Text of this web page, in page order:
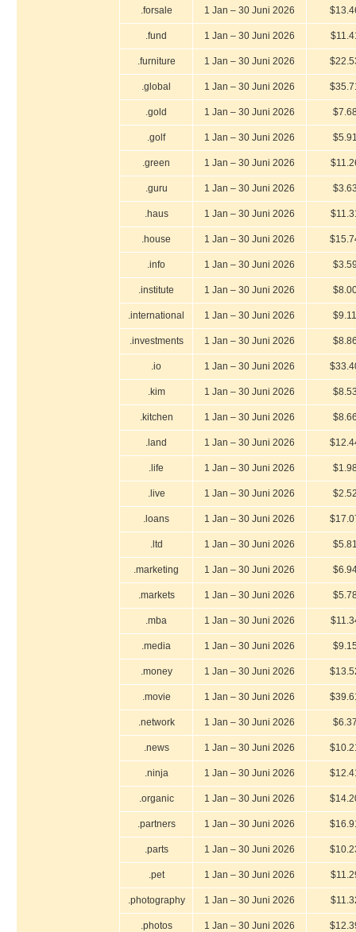
.forsale 1 Jan – 30 Juni 2026
.fund 1 Jan – 30 Juni 2026
.furniture 1 Jan – 30 Juni 2026
.global 1 Jan – 30 Juni 2026
.gold 1 Jan – 30 Juni 2026
.golf 1 Jan – 30 Juni 2026
.green 1 Jan – 30 Juni 2026
.guru 1 Jan – 30 Juni 2026
.haus 1 Jan – 30 Juni 2026
.house 1 Jan – 30 Juni 2026
.info 1 Jan – 30 Juni 2026
.institute 1 Jan – 30 Juni 2026
.international 1 Jan – 30 Juni 2026 $9.11
.investments 1 Jan – 30 Juni 2026
.io 1 Jan – 30 Juni 2026
.kim 1 Jan – 30 Juni 2026
.kitchen 1 Jan – 30 Juni 2026
.land 1 Jan – 30 Juni 2026
.life 1 Jan – 30 Juni 2026
.live 1 Jan – 30 Juni 2026
.loans 1 Jan – 30 Juni 2026
.ltd 1 Jan – 30 Juni 2026
.marketing 1 Jan – 30 Juni 2026
.markets 1 Jan – 30 Juni 2026
.mba 1 Jan – 30 Juni 2026
.media 1 Jan – 30 Juni 2026
.money 1 Jan – 30 Juni 2026
.movie 1 Jan – 30 Juni 2026
.network 1 Jan – 30 Juni 2026
.news 1 Jan – 30 Juni 2026
.ninja 1 Jan – 30 Juni 2026
.organic 1 Jan – 30 Juni 2026
.partners 1 Jan – 30 Juni 2026
.parts 1 Jan – 30 Juni 2026
.pet 1 Jan – 30 Juni 2026
.photography 1 Jan – 30 Juni 2026
.photos 1 Jan – 30 Juni 2026